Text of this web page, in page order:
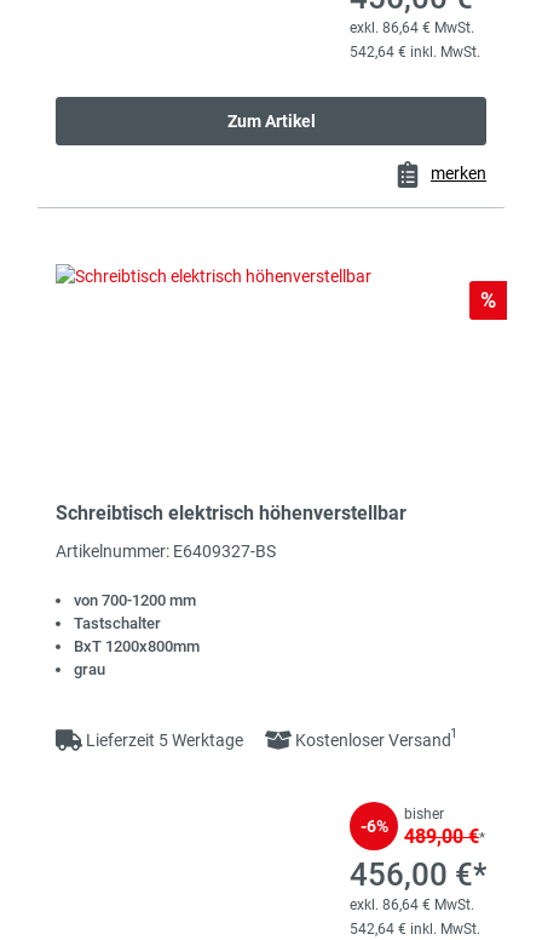
exkl. 86,64 € MwSt.
542,64 € inkl. MwSt.
Zum Artikel
merken
Rabatt
%
Schreibtisch elektrisch höhenverstellbar
Artikelnummer: E6409327-BS
von 700-1200 mm
Tastschalter
BxT 1200x800mm
grau
Lieferzeit 5 Werktage Kostenloser Versand1
-6%
bisher
489,00 €*
456,00 €*
exkl. 86,64 € MwSt.
542,64 € inkl. MwSt.